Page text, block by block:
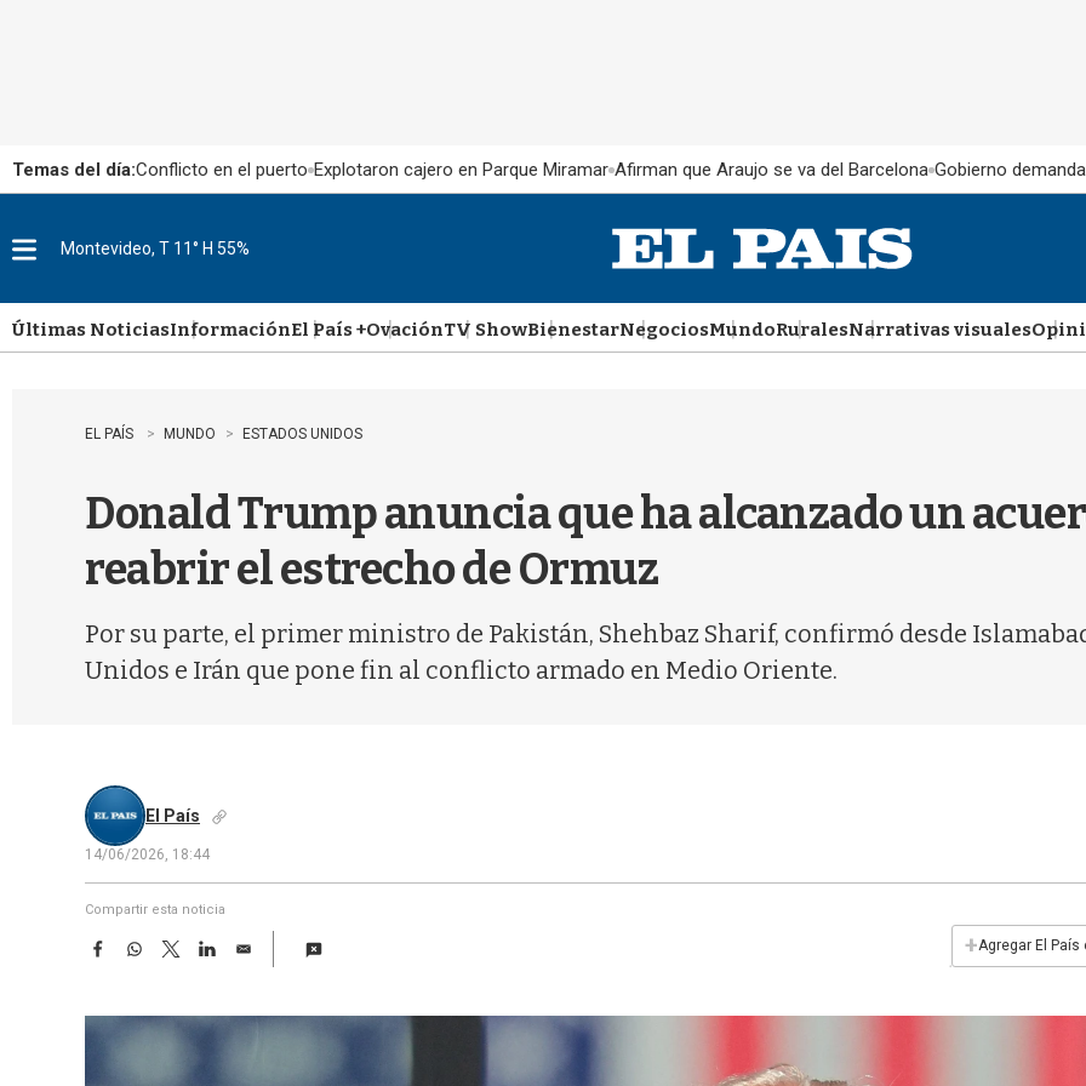
Temas del día:Conflicto en el puerto Explotaron cajero en Parque Miramar Afirman que Araujo se va del Barcelona Gobierno
u
Montevideo, T 11° H 55%
Últimas NoticiasInformaciónEl País +OvaciónTV ShowBienestarNegociosMundoRuralesNarrativas visuales
EL PAÍS MUNDO ESTADOS UNIDOS
Donald Trump anuncia que ha alcanzado un
reabrir el estrecho de Ormuz
Por su parte, el primer ministro de Pakistán, Shehbaz Sharif, confirmó desde
Unidos e Irán que pone fin al conflicto armado en Medio Oriente.
El País
14/06/2026, 18:44
Compartir esta noticia
F
e
W
t
T
w
t
L
k
E
i
+Agregar El País